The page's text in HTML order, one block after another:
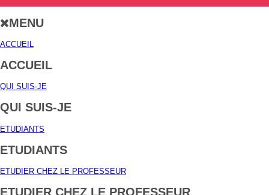
MENU
ACCUEIL
ACCUEIL
QUI SUIS-JE
QUI SUIS-JE
ETUDIANTS
ETUDIANTS
ETUDIER CHEZ LE PROFESSEUR
ETUDIER CHEZ LE PROFESSEUR